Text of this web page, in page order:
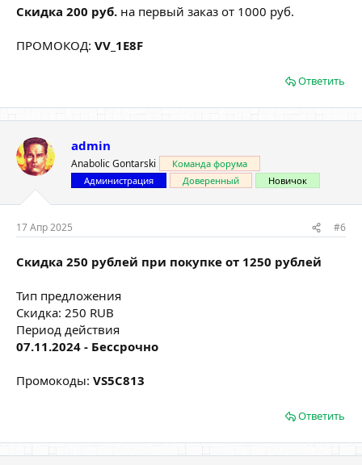
Скидка 200 руб. на первый заказ от 1000 руб.
ПРОМОКОД: VV_1E8F
Ответить
admin
Anabolic Gontarski
Команда форума
Администрация
Доверенный Новичок
17 Апр 2025 #6
Скидка 250 рублей при покупке от 1250 рублей
Тип предложения
Скидка: 250 RUB
Период действия
07.11.2024 - Бессрочно
Промокоды: VS5C813
Ответить